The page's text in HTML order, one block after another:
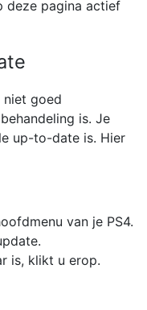
deze pagina actief
niet goed
is. Je
up-to-date is. Hier
van je PS4.
is, klikt u erop.